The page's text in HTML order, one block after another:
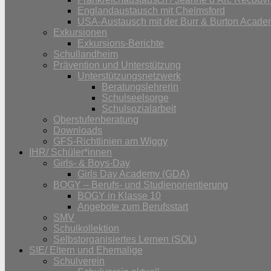
Englandaustausch mit Chelmsford
USA-Austausch mit der Burr & Burton
Exkursionen
Exkursions-Berichte
Schullandheim
Prävention und Unterstützung
Unterstützungsnetzwerk
Beratungslehrerin
Schulseelsorge
Schulsozialarbeit
Oberstufenberatung
Downloads
GFS-Richtlinien am Wiggy
IHR/ Schüler*innen
Girls- & Boys-Day
Girls Day Academy (GDA)
BOGY – Berufs- und Studienorientierung
BOGY in Klasse 10
Angebote zum Berufsstart
SMV
Schulkollektion
Selbstorganisiertes Lernen (SOL)
SIE/ Eltern und Ehemalige
Schulverein